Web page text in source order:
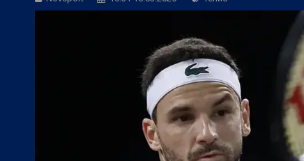
БГ Футбол:Веласкес: Невероятно
БГ Футбол:Косич: Локомотив